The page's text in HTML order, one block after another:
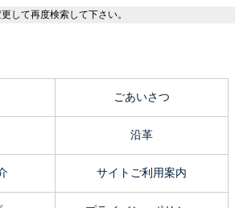
して再度検索して下さい。
ごあいさつ
沿革
サイトご利用案内